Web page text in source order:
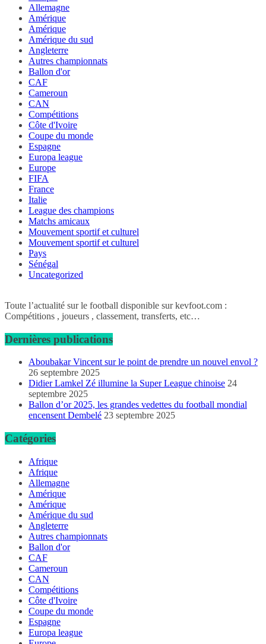
Allemagne
Amérique
Amérique
Amérique du sud
Angleterre
Autres championnats
Ballon d'or
CAF
Cameroun
CAN
Compétitions
Côte d'Ivoire
Coupe du monde
Espagne
Europa league
Europe
FIFA
France
Italie
League des champions
Matchs amicaux
Mouvement sportif et culturel
Mouvement sportif et culturel
Pays
Sénégal
Uncategorized
Toute l’actualité sur le football disponible sur kevfoot.com :
Compétitions , joueurs , classement, transferts, etc…
Dernières publications
Aboubakar Vincent sur le point de prendre un nouvel envol ?
26 septembre 2025
Didier Lamkel Zé illumine la Super League chinoise 24
septembre 2025
Ballon d’or 2025, les grandes vedettes du football mondial
encensent Dembelé 23 septembre 2025
Catégories
Afrique
Afrique
Allemagne
Amérique
Amérique
Amérique du sud
Angleterre
Autres championnats
Ballon d'or
CAF
Cameroun
CAN
Compétitions
Côte d'Ivoire
Coupe du monde
Espagne
Europa league